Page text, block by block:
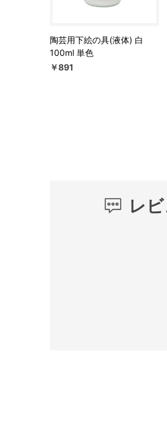
陶芸用下絵の具(液体) 白
100ml 単色
￥891
レ